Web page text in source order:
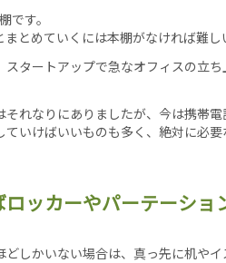
です。
とめていくには本棚がなければ難し
タートアップで急なオフィスの立
れなりにありましたが、今は携帯電
いけばいいものも多く、絶対に必
ッカーやパーテーショ
しかいない場合は、真っ先に机や